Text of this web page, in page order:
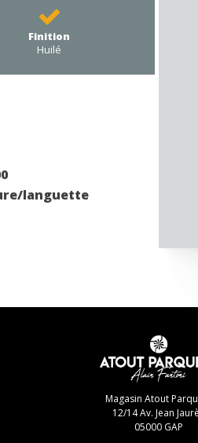
Finition
Huilé
languette
Magasin Atout
12/14 Av. Jean
05000 GAP